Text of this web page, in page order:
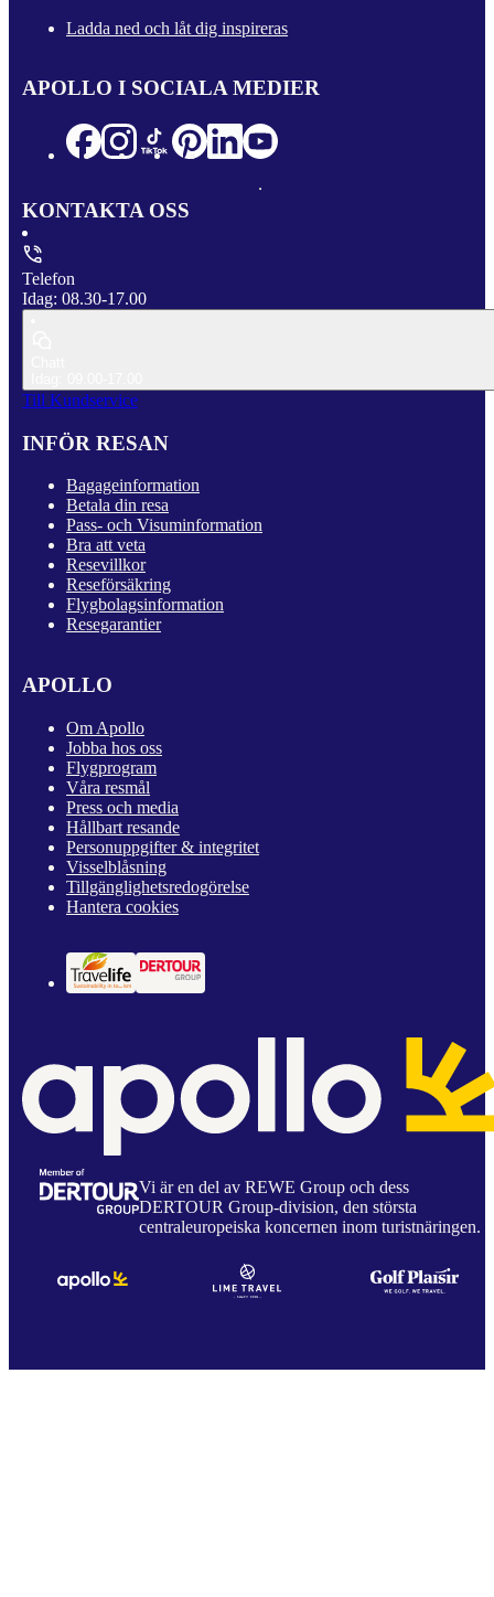
Ladda ned och låt dig inspireras
APOLLO I SOCIALA MEDIER
KONTAKTA OSS
Telefon
Idag: 08.30-17.00
Till Kundservice
INFÖR RESAN
Bagageinformation
Betala din resa
Pass- och Visuminformation
Bra att veta
Resevillkor
Reseförsäkring
Flygbolagsinformation
Resegarantier
APOLLO
Om Apollo
Jobba hos oss
Flygprogram
Våra resmål
Press och media
Hållbart resande
Personuppgifter & integritet
Visselblåsning
Tillgänglighetsredogörelse
Hantera cookies
Vi är en del av REWE Group och dess
DERTOUR Group-division, den största
centraleuropeiska koncernen inom turistnäringen.